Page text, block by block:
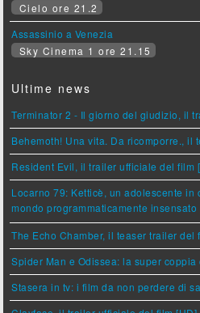
Cielo ore 21.2
Assassinio a Venezia
Sky Cinema 1 ore 21.15
Ultime news
Terminator 2 - Il giorno del giudizio, il
Behemoth! Una vita. Da ricomporre., il
Resident Evil, il trailer ufficiale del film
Locarno 79: Ketticè, un adolescente
mondo programmaticamente insensato
The Echo Chamber, il teaser trailer del
Spider Man e Odissea: la super
Stasera in tv: i film da non perdere di